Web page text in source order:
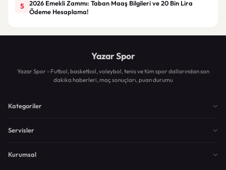
5
2026 Emekli Zammı: Taban Maaş Bilgileri ve 20 Bin Lira
Ödeme Hesaplama!
Yazar Spor
Yazar Spor - Futbol, basketbol, voleybol, tenis ve tüm spor dallarından son
dakika haberleri, maç sonuçları, puan durumu
Kategoriler
Servisler
Kurumsal